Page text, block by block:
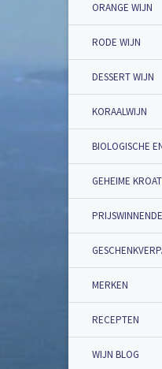
ORANGE WIJN
RODE WIJN
DESSERT WIJN
KORAALWIJN
BIOLOGISCHE
GEHEIME
MERKEN
RECEPTEN
WIJN BLOG